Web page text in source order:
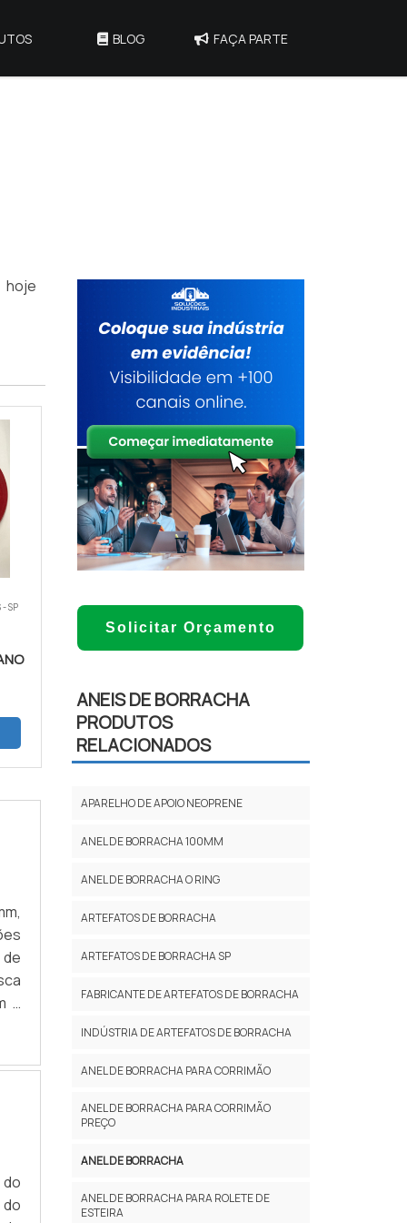
BLOG FAÇA PARTE
hoje
SP
a
Solicitar Orçamento
ANEIS DE BORRACHA
PRODUTOS
RELACIONADOS
APARELHO DE APOIO NEOPRENE
ANEL DE BORRACHA 100MM
ANEL DE BORRACHA O RING
ARTEFATOS DE BORRACHA
ARTEFATOS DE BORRACHA SP
FABRICANTE DE ARTEFATOS DE BORRACHA
INDÚSTRIA DE ARTEFATOS DE BORRACHA
ANEL DE BORRACHA PARA CORRIMÃO
ANEL DE BORRACHA PARA CORRIMÃO
PREÇO
ANEL DE BORRACHA
ANEL DE BORRACHA PARA ROLETE DE
ESTEIRA